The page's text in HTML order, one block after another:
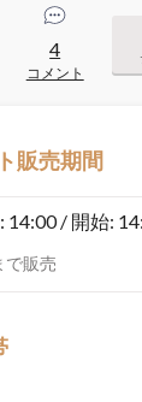
4
コメント
販売期間
14:00 / 開始:
で販売